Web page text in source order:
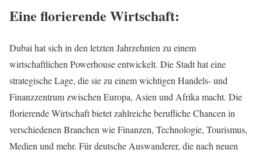
Eine florierende Wirtschaft:
Dubai hat sich in den letzten Jahrzehnten zu einem
wirtschaftlichen Powerhouse entwickelt. Die Stadt hat eine
strategische Lage, die sie zu einem wichtigen Handels- und
Finanzzentrum zwischen Europa, Asien und Afrika macht. Die
florierende Wirtschaft bietet zahlreiche berufliche Chancen in
verschiedenen Branchen wie Finanzen, Technologie, Tourismus,
Medien und mehr. Für deutsche Auswanderer, die nach neuen